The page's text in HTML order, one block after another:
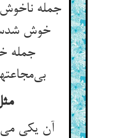
جمله
خوش
جمله
بی‌مجاعتها ردست
مثل
آن یکی